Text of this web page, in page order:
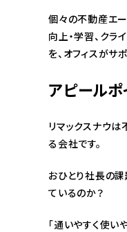
個々の不動産エ
向上・学習、クラ
を、オフィスがサ
アピールポ
リマックスナウ
る会社です。
おひとり社長の
ているのか？
「通いやすく使い